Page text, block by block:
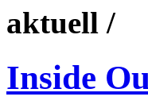
aktuell /
Inside